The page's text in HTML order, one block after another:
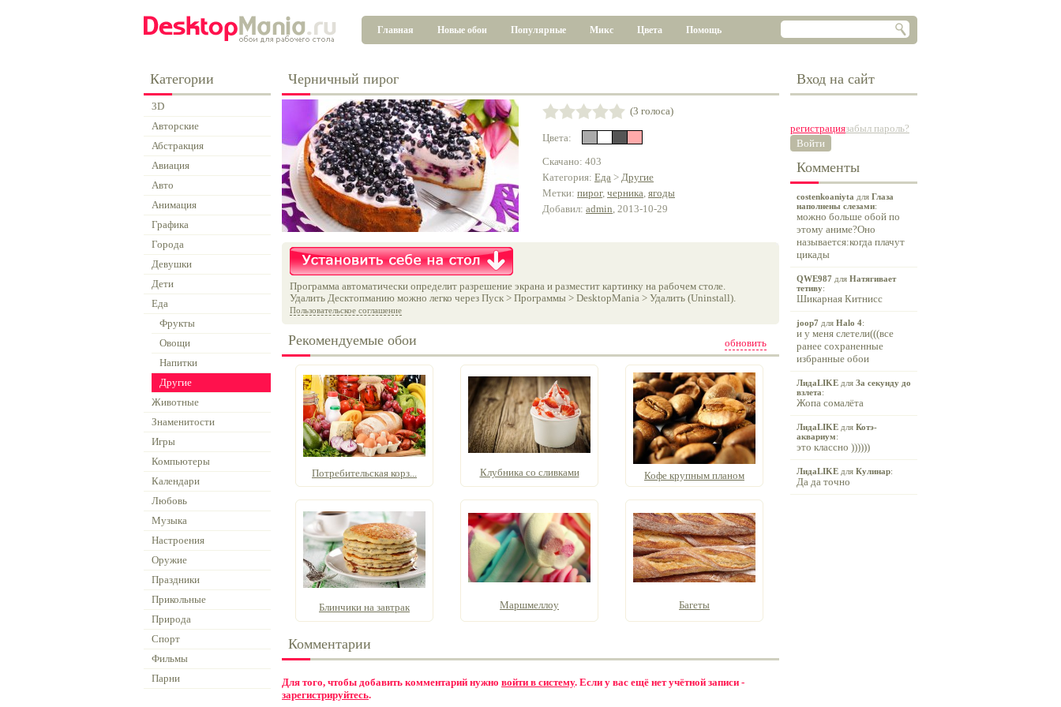
Главная Новые обои Популярные Микс Цвета Помощь
Категории
3D
Авторские
Абстракция
Авиация
Авто
Анимация
Графика
Города
Девушки
Дети
Еда
Фрукты
Овощи
Напитки
Другие
Животные
Знаменитости
Игры
Компьютеры
Календари
Любовь
Музыка
Настроения
Оружие
Праздники
Прикольные
Природа
Спорт
Фильмы
Парни
Черничный пирог
(3 голоса)
Цвета:
Скачано: 403
Категория: Еда > Другие
Метки: пирог, черника, ягоды
Добавил: admin, 2013-10-29
Программа автоматически определит разрешение экрана и разместит картинку на рабочем столе.
Удалить Десктопманию можно легко через Пуск > Программы > DesktopMania > Удалить (Uninstall).
Пользовательское соглашение
обновить
Рекомендуемые обои
Потребительская корз... Клубника со сливками Кофе крупным планом
Блинчики на завтрак Маршмеллоу Багеты
Комментарии
Для того, чтобы добавить комментарий нужно войти в систему. Если у вас ещё нет учётной записи -
зарегистрируйтесь.
Вход на сайт
регистрациязабыл пароль?
Войти
Комменты
costenkoaniyta для Глаза
наполнены слезами:
можно больше обой по
этому аниме?Оно
называется:когда плачут
цикады
QWE987 для Натягивает
тетиву:
Шикарная Китнисс
joop7 для Halo 4:
и у меня слетели(((все
ранее сохраненные
избранные обои
ЛидаLIKE для За секунду до
взлета:
Жопа сомалёта
ЛидаLIKE для Котэ-
аквариум:
это классно ))))))
ЛидаLIKE для Кулинар:
Да да точно